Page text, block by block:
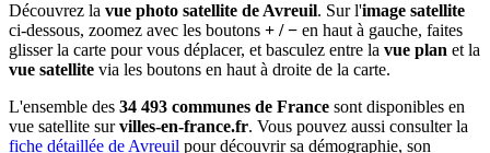
Découvrez la vue photo satellite de Avreuil. Sur l'image satellite
ci-dessous, zoomez avec les boutons + / − en haut à gauche, faites
glisser la carte pour vous déplacer, et basculez entre la vue plan et la
vue satellite via les boutons en haut à droite de la carte.
L'ensemble des 34 493 communes de France sont disponibles en
vue satellite survilles-en-france.fr. Vous pouvez aussi consulter la
fiche détaillée de Avreuil pour découvrir sa démographie, son